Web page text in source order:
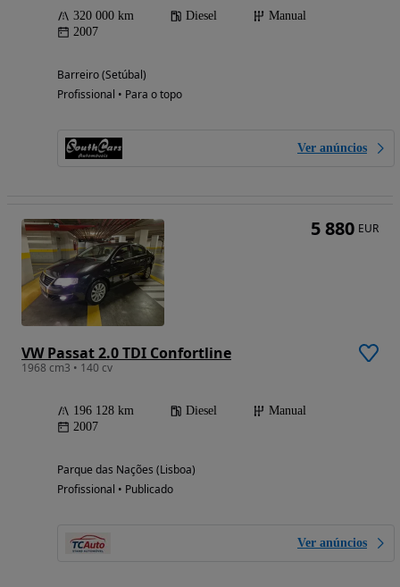
320 000 km Diesel
Manual
2007
Barreiro (Setúbal)
Profissional • Para o topo
Ver anúncios
VW Passat 2.0 TDI Confortline
1968 cm3 • 140 cv
196 128 km Diesel
Manual
2007
Parque das Nações (Lisboa)
Profissional • Publicado
Ver anúncios
5 880 EUR